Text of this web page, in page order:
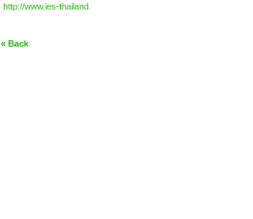
http://www.ies-thailand.
« Back